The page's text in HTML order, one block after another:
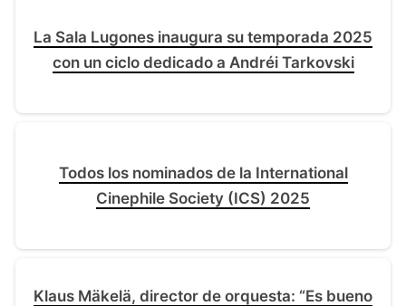
La Sala Lugones inaugura su temporada 2025
con un ciclo dedicado a Andréi Tarkovski
Todos los nominados de la International
Cinephile Society (ICS) 2025
Klaus Mäkelä, director de orquesta: “Es bueno